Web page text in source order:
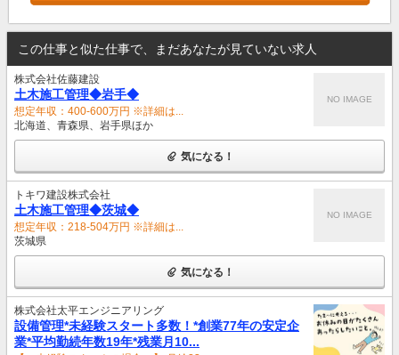
この仕事と似た仕事で、まだあなたが見ていない求人
株式会社佐藤建設
土木施工管理◆岩手◆
想定年収：400-600万円 ※詳細は...
北海道、青森県、岩手県ほか
NO IMAGE
気になる！
トキワ建設株式会社
土木施工管理◆茨城◆
想定年収：218-504万円 ※詳細は...
茨城県
NO IMAGE
気になる！
株式会社太平エンジニアリング
設備管理*未経験スタート多数！*創業77年の安定企
業*平均勤続年数19年*残業月10...